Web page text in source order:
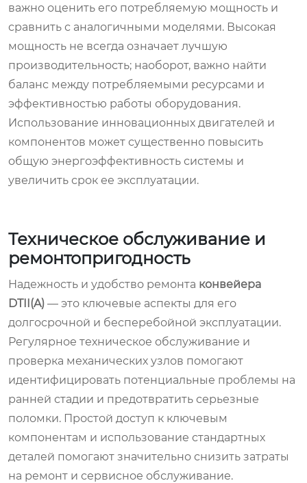
важно оценить его потребляемую мощность и
сравнить с аналогичными моделями. Высокая
мощность не всегда означает лучшую
производительность; наоборот, важно найти
баланс между потребляемыми ресурсами и
эффективностью работы оборудования.
Использование инновационных двигателей и
компонентов может существенно повысить
общую энергоэффективность системы и
увеличить срок ее эксплуатации.
Техническое обслуживание и
ремонтопригодность
Надежность и удобство ремонта конвейера
DTII(A) — это ключевые аспекты для его
долгосрочной и бесперебойной эксплуатации.
Регулярное техническое обслуживание и
проверка механических узлов помогают
идентифицировать потенциальные проблемы на
ранней стадии и предотвратить серьезные
поломки. Простой доступ к ключевым
компонентам и использование стандартных
деталей помогают значительно снизить затраты
на ремонт и сервисное обслуживание.